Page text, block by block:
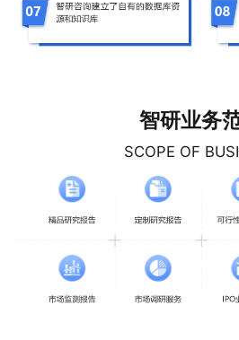
智研业务
SCOPE OF